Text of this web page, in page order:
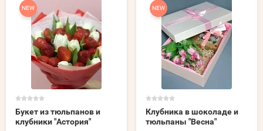
NEW
Букет из тюльпанов и
клубники "Астория"
NEW
Клубника в шоколаде и
тюльпаны "Весна"